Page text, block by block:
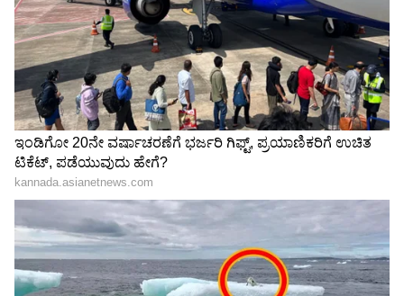
ಪರಿಸರ ಮತ್ತು ನೈರ್ಮಲ್ಯ ಅಭಿಯಾನಗಳು, ತಂಬಾಕು
ವಿರೋಧಿ ಅಭಿಯಾನಗಳು ಮತ್ತು ಸಾಕ್ಷರತಾ
ಅಭಿಯಾನಗಳಂತಹ ಕಾರ್ಯಗಳಲ್ಲಿ ಭಾಗವಹಿಸಿದ್ದಾರೆ.